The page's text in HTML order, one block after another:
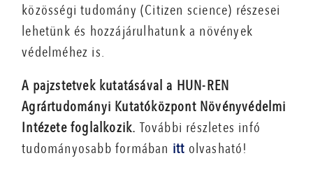
közösségi tudomány (Citizen science) részesei
lehetünk és hozzájárulhatunk a növények
védelméhez is.
A pajzstetvek kutatásával a HUN-REN
Agrártudományi Kutatóközpont Növényvédelmi
Intézete foglalkozik. További részletes infó
tudományosabb formában itt olvasható!